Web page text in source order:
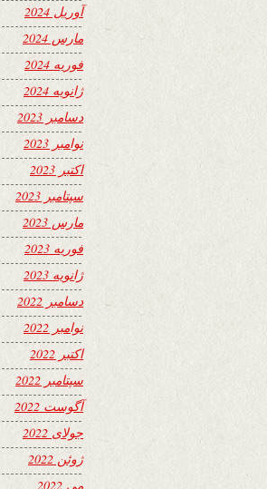
آوریل 2024
مارس 2024
فوریه 2024
ژانویه 2024
دسامبر 2023
نوامبر 2023
اکتبر 2023
سپتامبر 2023
مارس 2023
فوریه 2023
ژانویه 2023
دسامبر 2022
نوامبر 2022
اکتبر 2022
سپتامبر 2022
آگوست 2022
جولای 2022
ژوئن 2022
می 2022